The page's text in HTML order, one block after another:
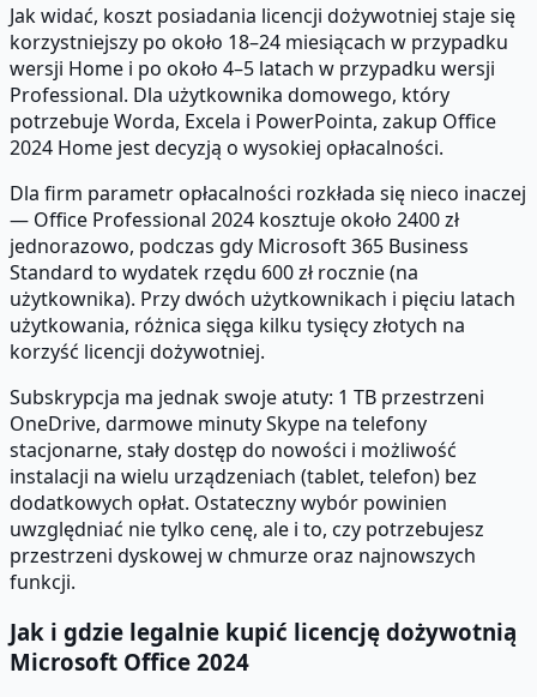
Jak widać, koszt posiadania licencji dożywotniej staje się
korzystniejszy po około 18–24 miesiącach w przypadku
wersji Home i po około 4–5 latach w przypadku wersji
Professional. Dla użytkownika domowego, który
potrzebuje Worda, Excela i PowerPointa, zakup Office
2024 Home jest decyzją o wysokiej opłacalności.
Dla firm parametr opłacalności rozkłada się nieco inaczej
— Office Professional 2024 kosztuje około 2400 zł
jednorazowo, podczas gdy Microsoft 365 Business
Standard to wydatek rzędu 600 zł rocznie (na
użytkownika). Przy dwóch użytkownikach i pięciu latach
użytkowania, różnica sięga kilku tysięcy złotych na
korzyść licencji dożywotniej.
Subskrypcja ma jednak swoje atuty: 1 TB przestrzeni
OneDrive, darmowe minuty Skype na telefony
stacjonarne, stały dostęp do nowości i możliwość
instalacji na wielu urządzeniach (tablet, telefon) bez
dodatkowych opłat. Ostateczny wybór powinien
uwzględniać nie tylko cenę, ale i to, czy potrzebujesz
przestrzeni dyskowej w chmurze oraz najnowszych
funkcji.
Jak i gdzie legalnie kupić licencję dożywotnią
Microsoft Office 2024